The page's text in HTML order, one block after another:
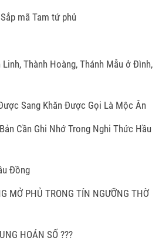
mã Tam tứ phủ
Linh, Thành Hoàng, Thánh Mẫu ở Đình,
Sang Khăn Được Gọi Là Mộc Ân
Cần Ghi Nhớ Trong Nghi Thức Hầu
Đồng
MỞ PHỦ TRONG TÍN NGƯỠNG THỜ
HOÁN SỐ ???